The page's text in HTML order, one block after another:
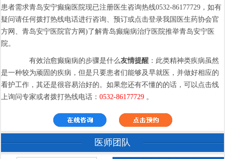
患者需求青岛安宁癫痫医院现已注册医生咨询热线0532-86177729，如有
疑问请任何拨打热线电话进行咨询、预订或点击登录我国医生药协会官
方网、青岛安宁医院官方网)了解青岛癫痫病治疗医院推举青岛安宁医
院。
有效治愈癫痫病的步骤是什么友情提醒 ：此类精神类疾病虽然
是一种较为顽固的疾病，但是只要患者们能够及早就医，并做好相应的
看护工作，其还是很容易治好的。如果您还有不懂的的话，可以点击线
上询问专家或者拨打热线电话：0532-86177729 。
医师团队